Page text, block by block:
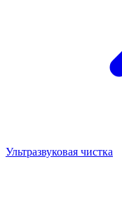
Ультразвуковая чистка